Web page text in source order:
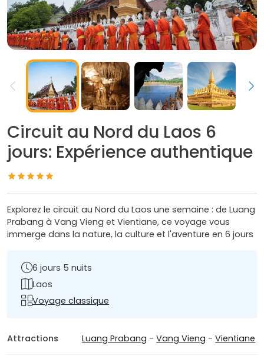
Circuit au Nord du Laos 6
jours: Expérience authentique
Explorez le circuit au Nord du Laos une semaine : de Luang
Prabang à Vang Vieng et Vientiane, ce voyage vous
immerge dans la nature, la culture et l'aventure en 6 jours
6 jours 5 nuits
Laos
Voyage classique
Attractions Luang Prabang -Vang Vieng -Vientiane